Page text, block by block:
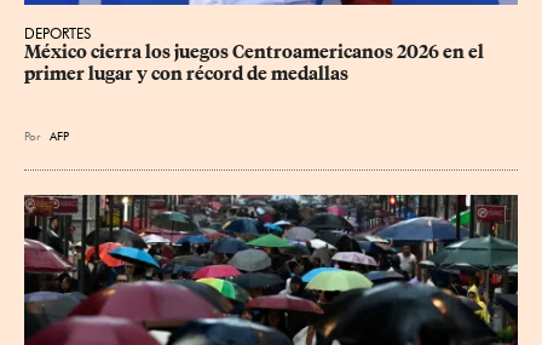
DEPORTES
México cierra los juegos Centroamericanos 2026 en el
primer lugar y con récord de medallas
Por AFP